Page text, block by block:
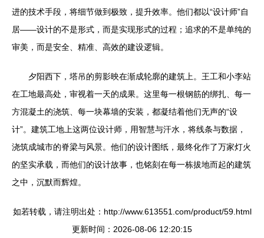
进的技术手段，将细节做到极致，提升效率。他们都以“设计师”自
居——设计的不是形式，而是实现形式的过程；追求的不是单纯的
审美，而是安全、精准、高效的建设逻辑。
夕阳西下，塔吊的剪影映在渐成轮廓的建筑上。王工和小李站
在工地最高处，审视着一天的成果。这里每一根钢筋的绑扎、每一
方混凝土的浇筑、每一块幕墙的安装，都凝结着他们无声的“设
计”。建筑工地上这两位设计师，用智慧与汗水，将线条与数据，
浇筑成城市的脊梁与风景。他们的设计图纸，最终化作了万家灯火
的坚实承载，而他们的设计故事，也铭刻在每一栋拔地而起的建筑
之中，沉默而辉煌。
如若转载，请注明出处：http://www.613551.com/product/59.html
更新时间：2026-08-06 12:20:15